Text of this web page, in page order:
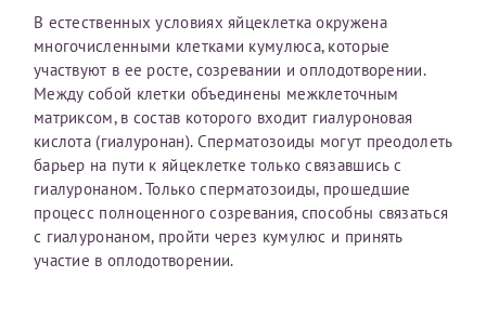
В естественных условиях яйцеклетка окружена
многочисленными клетками кумулюса, которые
участвуют в ее росте, созревании и оплодотворении.
Между собой клетки объединены межклеточным
матриксом, в состав которого входит гиалуроновая
кислота (гиалуронан). Сперматозоиды могут преодолеть
барьер на пути к яйцеклетке только связавшись с
гиалуронаном. Только сперматозоиды, прошедшие
процесс полноценного созревания, способны связаться
с гиалуронаном, пройти через кумулюс и принять
участие в оплодотворении.
Принимаю условияСоглашения на обработку
персональных данных
Записаться на прием
Отчество*
Дата рождения*